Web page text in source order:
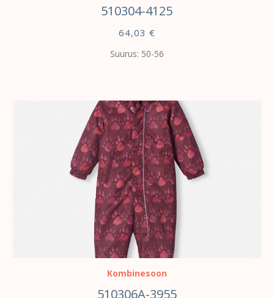
510304-4125
64,03 €
Suurus: 50-56
Kombinesoon
510306A-3955